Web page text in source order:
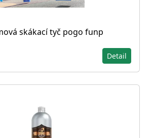
skákací tyč pogo funp
Detail